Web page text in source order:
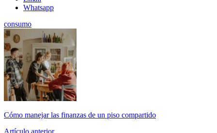
Whatsapp
consumo
Cómo manejar las finanzas de un piso compartido
Artículo anterior